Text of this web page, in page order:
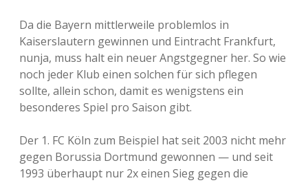
Da die Bayern mittlerweile problemlos in
Kaiserslautern gewinnen und Eintracht Frankfurt,
nunja, muss halt ein neuer Angstgegner her. So wie
noch jeder Klub einen solchen für sich pflegen
sollte, allein schon, damit es wenigstens ein
besonderes Spiel pro Saison gibt.
Der 1. FC Köln zum Beispiel hat seit 2003 nicht mehr
gegen Borussia Dortmund gewonnen — und seit
1993 überhaupt nur 2x einen Sieg gegen die